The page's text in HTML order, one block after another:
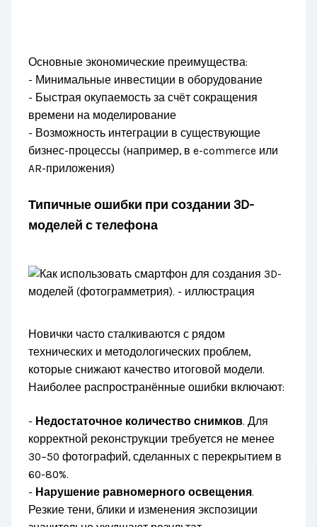
Основные экономические преимущества:
- Минимальные инвестиции в оборудование
- Быстрая окупаемость за счёт сокращения
времени на моделирование
- Возможность интеграции в существующие
бизнес-процессы (например, в e-commerce или
AR-приложения)
Типичные ошибки при создании 3D-
моделей с телефона
Новички часто сталкиваются с рядом
технических и методологических проблем,
которые снижают качество итоговой модели.
Наиболее распространённые ошибки включают:
- Недостаточное количество снимков. Для
корректной реконструкции требуется не менее
30–50 фотографий, сделанных с перекрытием в
60-80%.
- Нарушение равномерного освещения.
Резкие тени, блики и изменения экспозиции